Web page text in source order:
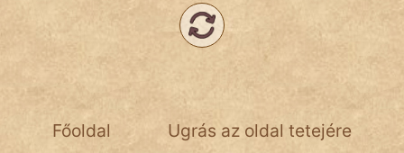
cinege Ugrás az oldal tetejére
Főoldal